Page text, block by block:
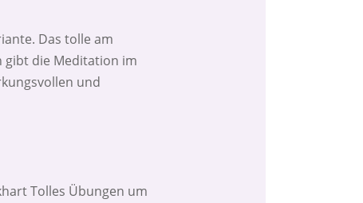
Das tolle am
gibt die Meditation im
und
Tolles Übungen um